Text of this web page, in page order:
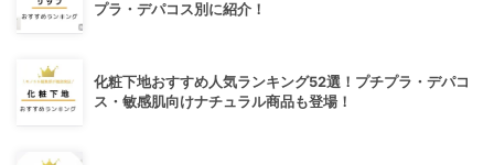
プラ・デパコス別に紹介！
化粧下地おすすめ人気ランキング52選！プチプラ・デパコ
ス・敏感肌向けナチュラル商品も登場！